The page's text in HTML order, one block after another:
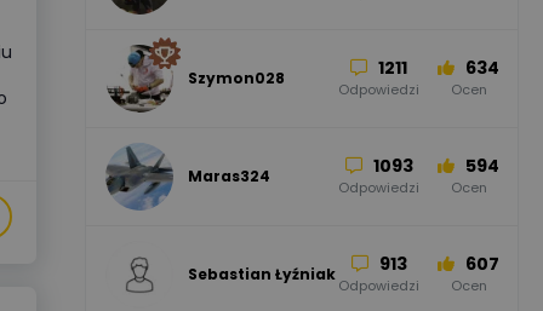
52 45
Szymon028 1211
Odpowiedzi
634
Ocen
Maras324 1093
Odpowiedzi
594
Ocen
Sebastian Łyźniak 913
Odpowiedzi
607
Ocen